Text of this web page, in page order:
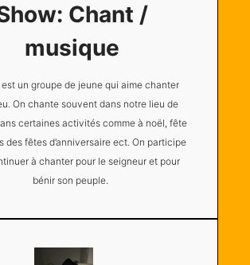
Chant /
musique
est un groupe de jeune qui aime chanter
On chante souvent dans notre lieu de
certaines activités comme à noël, fête
des fêtes d’anniversaire ect. On participe
à chanter pour le seigneur et pour
bénir son peuple.